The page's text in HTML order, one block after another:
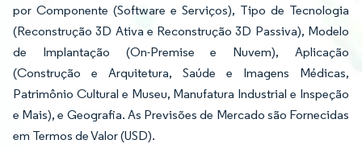
por Componente (Software e Serviços), Tipo de Tecnologia
(Reconstrução 3D Ativa e Reconstrução 3D Passiva), Modelo
de Implantação (On-Premise e Nuvem), Aplicação
(Construção e Arquitetura, Saúde e Imagens Médicas,
Patrimônio Cultural e Museu, Manufatura Industrial e Inspeção
e Mais), e Geografia. As Previsões de Mercado são Fornecidas
em Termos de Valor (USD).